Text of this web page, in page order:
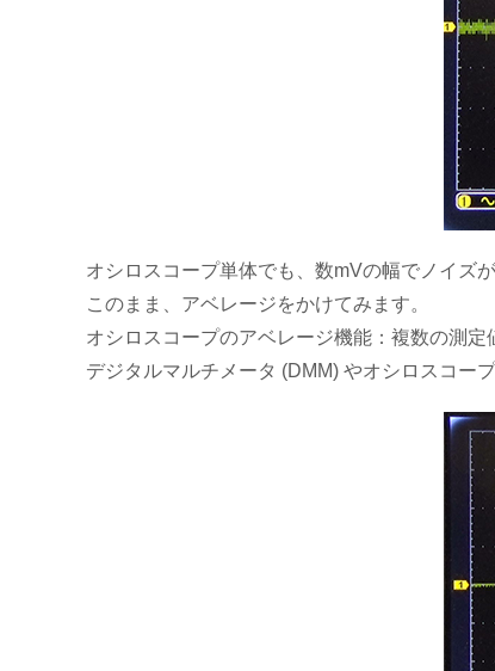
オシロスコープ単体でも、数mVの幅でノイズ
このまま、アベレージをかけてみます。
オシロスコープのアベレージ機能：複数の測定
デジタルマルチメータ (DMM) やオシロスコー